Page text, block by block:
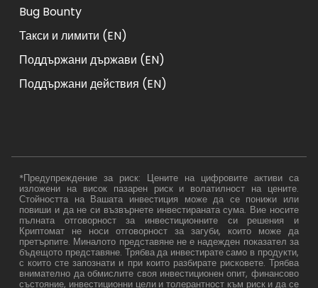
Bug Bounty
Такси и лимити (EN)
Поддържани държави (EN)
Поддържани действия (EN)
*Предупреждение за риск: Цените на цифровите активи са
изложени на висок пазарен риск и волатилност на цените.
Стойността на Вашата инвестиция може да се понижи или
повиши и да не си възвърнете инвестираната сума. Вие носите
пълната отговорност за инвестиционните си решения и
Криптомат не носи отговорност за загуби, които може да
претърпите. Миналото представяне не е надежден показател за
бъдещото представяне. Трябва да инвестирате само в продукти,
с които сте запознати и при които разбирате рисковете. Трябва
внимателно да обмислите своя инвестиционен опит, финансово
състояние, инвестиционни цели и толерантност към риск и да се